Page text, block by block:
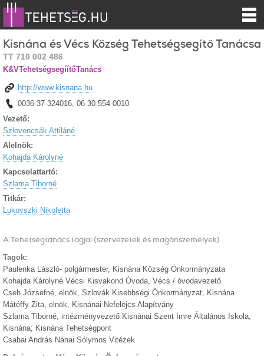
Kisnána és Vécs Község Tehetségsegítő Tanácsa
TT 710 002 486
K&VTehetségsegíítőTanács
http://www.kisnana.hu
0036-37-324016, 06 30 554 0010
Vezető:
Szlovencsák Attiláné
Alelnök:
Kohajda Károlyné
Kapcsolattartó:
Szlama Tiborné
Titkár:
Lukovszki Nikoletta
A Tehetségtanács tagjai (szervezetek és magánszemélyek)
Tagok:
Paulenka László- polgármester, Kisnána Község Önkormányzata
Kohajda Károlyné Vécsi Kisvakond Óvoda, Vécs / óvodavezető
Cseh Józsefné, elnök, Szlovák Kisebbségi Önkormányzat, Kisnána
Mátéffy Zita, elnök, Kisnánai Nefelejcs Alapítvány
Szlama Tiborné, intézményvezető Kisnánai Szent Imre Általános Iskola,
Kisnána; Kisnána Tehetségpont
Csabai András Nánai Sólymos Vitézek